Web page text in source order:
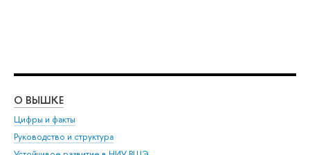
О ВЫШКЕ
Цифры и факты
Руководство и структура